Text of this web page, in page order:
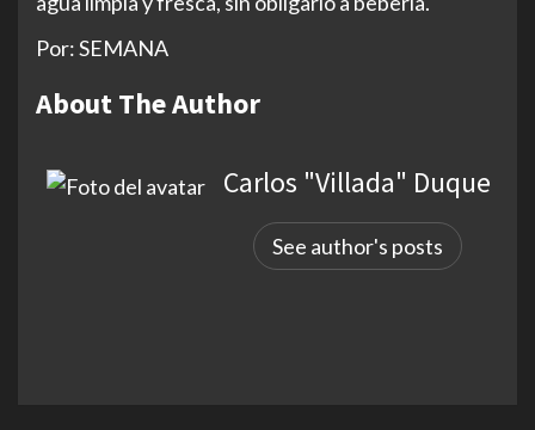
Por: SEMANA
About The Author
Carlos "Villada" Duque
See author's posts